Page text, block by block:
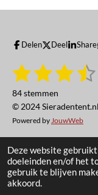
Deze website
doeleinden en/of het
gebruik te blijven
akkoord.
Delen Deel Share
R
t
i
n
g
:
3
.
4
1
s
t
e
r
2
s
t
e
r
r
e
3
s
t
e
r
r
4
t
e
r
r
84 stemmen
© 2024
Powered by JouwWeb